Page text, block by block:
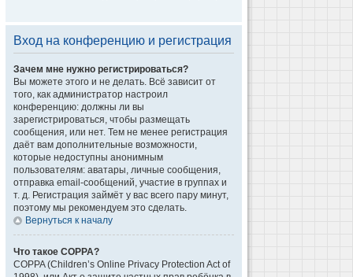
Вход на конференцию и регистрация
Зачем мне нужно регистрироваться?
Вы можете этого и не делать. Всё зависит от
того, как администратор настроил
конференцию: должны ли вы
зарегистрироваться, чтобы размещать
сообщения, или нет. Тем не менее регистрация
даёт вам дополнительные возможности,
которые недоступны анонимным
пользователям: аватары, личные сообщения,
отправка email-сообщений, участие в группах и
т. д. Регистрация займёт у вас всего пару минут,
поэтому мы рекомендуем это сделать.
Вернуться к началу
Что такое COPPA?
COPPA (Children’s Online Privacy Protection Act of